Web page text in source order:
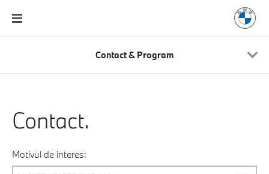
Contact & Program
Contact.
Motivul de interes: